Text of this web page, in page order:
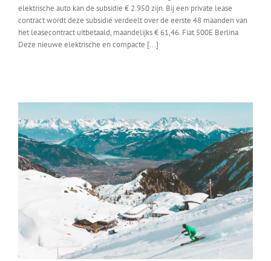
elektrische auto kan de subsidie € 2.950 zijn. Bij een private lease
contract wordt deze subsidie verdeelt over de eerste 48 maanden van
het leasecontract uitbetaald, maandelijks € 61,46. Fiat 500E Berlina
Deze nieuwe elektrische en compacte [...]